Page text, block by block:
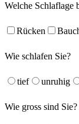
Welche Schlaflage
Rücken
Wie schlafen Sie?
tief unruhig
Wie gross sind